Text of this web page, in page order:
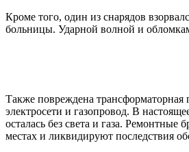
Кроме того, один из снарядов
больницы. Ударной волной и
Также повреждена трансформаторная
электросети и газопровод. В
осталась без света и газа. Ремонтные
местах и ​​ликвидируют последствия